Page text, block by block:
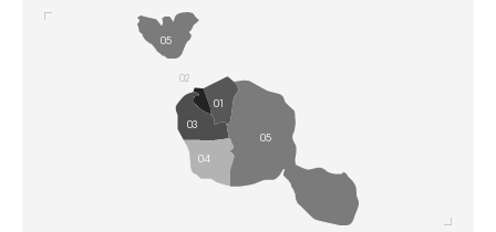
01
02
03
04
05
05